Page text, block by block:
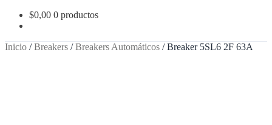
$0,00 0 productos
Inicio /Breakers /Breakers Automáticos /Breaker 5SL6 2F 63A